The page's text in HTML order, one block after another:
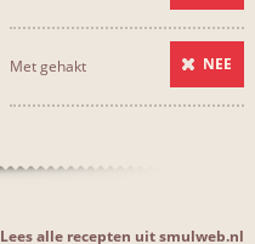
Met gehakt NEE
Lees alle recepten uit smulweb.nl